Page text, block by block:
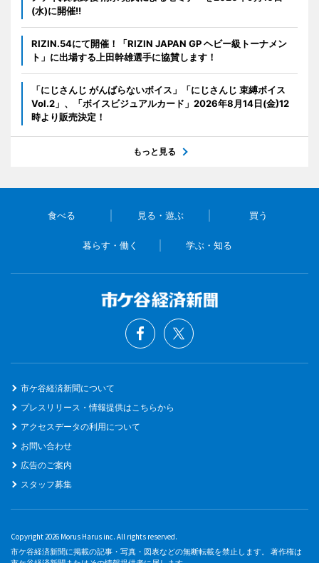
(水)に開催!!
RIZIN.54にて開催！「RIZIN JAPAN GP ヘビー級トーナメン
ト」に出場する上田幹雄選手に協賛します！
「にじさんじ がんばらないボイス」「にじさんじ 束縛ボイス
Vol.2」、「ボイスビジュアルカード」2026年8月14日(金)12
時より販売決定！
もっと見る
食べる 見る・遊ぶ 買う
暮らす・働く 学ぶ・知る
市ケ谷経済新聞について
プレスリリース・情報提供はこちらから
アクセスデータの利用について
お問い合わせ
広告のご案内
スタッフ募集
Copyright 2026 Morus Harus inc. All rights reserved.
市ケ谷経済新聞に掲載の記事・写真・図表などの無断転載を禁止します。 著作権は